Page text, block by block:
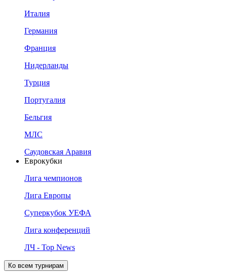
Италия
Германия
Франция
Нидерланды
Турция
Португалия
Бельгия
МЛС
Саудовская Аравия
Еврокубки
Лига чемпионов
Лига Европы
Суперкубок УЕФА
Лига конференций
ЛЧ - Top News
Ко всем турнирам